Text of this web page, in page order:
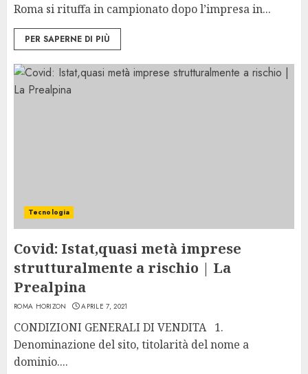
Roma si rituffa in campionato dopo l’impresa in...
PER SAPERNE DI PIÙ
Tecnologia
Covid: Istat,quasi metà imprese
strutturalmente a rischio | La
Prealpina
ROMA HORIZON APRILE 7, 2021
CONDIZIONI GENERALI DI VENDITA 1.
Denominazione del sito, titolarità del nome a
dominio....